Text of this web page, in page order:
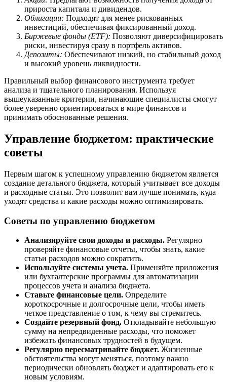
прироста капитала и дивидендов.
Облигации: Подходят для менее рискованных
инвестиций, обеспечивая фиксированный доход.
Биржевые фонды (ETF): Позволяют диверсифицировать
риски, инвестируя сразу в портфель активов.
Депозиты: Обеспечивают низкий, но стабильный доход
и высокий уровень ликвидности.
Правильный выбор финансового инструмента требует
анализа и тщательного планирования. Используя
вышеуказанные критерии, начинающие специалисты смогут
более уверенно ориентироваться в мире финансов и
принимать обоснованные решения.
Управление бюджетом: практические
советы
Первым шагом к успешному управлению бюджетом является
создание детального бюджета, который учитывает все доходы
и расходные статьи. Это позволит вам лучше понимать, куда
уходят средства и какие расходы можно оптимизировать.
Советы по управлению бюджетом
Анализируйте свои доходы и расходы. Регулярно
проверяйте финансовые отчеты, чтобы знать, какие
статьи расходов можно сократить.
Используйте системы учета. Применяйте приложения
или бухгалтерские программы для автоматизации
процессов учета и анализа бюджета.
Ставьте финансовые цели. Определите
короткосрочные и долгосрочные цели, чтобы иметь
четкое представление о том, к чему вы стремитесь.
Создайте резервный фонд. Откладывайте небольшую
сумму на непредвиденные расходы, что поможет
избежать финансовых трудностей в будущем.
Регулярно пересматривайте бюджет. Жизненные
обстоятельства могут меняться, поэтому важно
периодически обновлять бюджет и адаптировать его к
новым условиям.